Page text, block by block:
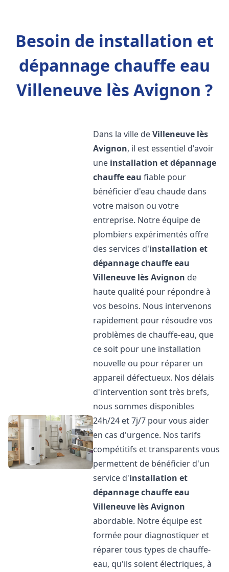
Besoin de installation et
dépannage chauffe eau
Villeneuve lès Avignon ?
Dans la ville deVilleneuve lès
Avignon, il est essentiel d'avoir
une installation et dépannage
chauffe eau fiable pour
bénéficier d'eau chaude dans
votre maison ou votre
entreprise. Notre équipe de
plombiers expérimentés offre
des services d'installation et
dépannage chauffe eau
Villeneuve lès Avignon de
haute qualité pour répondre à
vos besoins. Nous intervenons
rapidement pour résoudre vos
problèmes de chauffe-eau, que
ce soit pour une installation
nouvelle ou pour réparer un
appareil défectueux. Nos délais
d'intervention sont très brefs,
nous sommes disponibles
24h/24 et 7j/7 pour vous aider
en cas d'urgence. Nos tarifs
compétitifs et transparents vous
permettent de bénéficier d'un
service d'installation et
dépannage chauffe eau
Villeneuve lès Avignon
abordable. Notre équipe est
formée pour diagnostiquer et
réparer tous types de chauffe-
eau, qu'ils soient électriques, à